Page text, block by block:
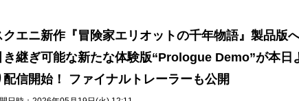
クエニ新作『冒険家エリオットの千年物語』製品版
き継ぎ可能な新たな体験版“Prologue Demo”が本日
配信開始！ ファイナルトレーラーも公開